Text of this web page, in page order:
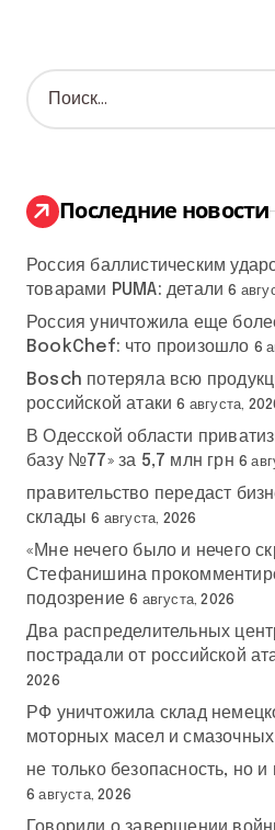
Н
а
:
Последние новости
Россия баллистическим
товарами PUMA: детали 6
Россия уничтожила еще
BookChef: что произошло 6
Bosch потеряла всю
российской атаки 6 августа,
В Одесской области
базу №77» за 5,7 млн грн 6
правительство передаст
склады 6 августа, 2026
«Мне нечего было и нечего
Стефанишина
подозрение 6 августа, 2026
Два распределительных
пострадали от российской
2026
РФ уничтожила склад
моторных масел и
не только безопасность, но
6 августа, 2026